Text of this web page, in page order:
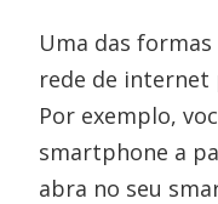
Uma das
rede de internet
Por exemplo,
smartphone a
abra no seu